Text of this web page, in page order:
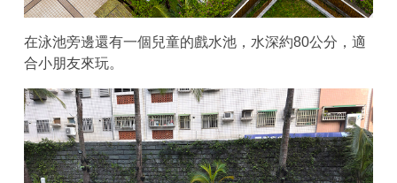
在泳池旁邊還有一個兒童的戲水池，水深約80公分，適
合小朋友來玩。